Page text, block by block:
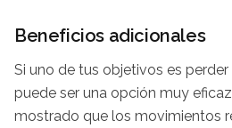
Beneficios adicionales
Si uno de tus objetivos es
puede ser una opción muy
mostrado que los movimientos